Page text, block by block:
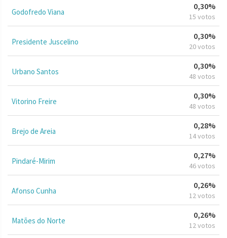
Godofredo Viana
0,30%
15 votos
Presidente Juscelino
0,30%
20 votos
Urbano Santos
0,30%
48 votos
Vitorino Freire
0,30%
48 votos
Brejo de Areia
0,28%
14 votos
Pindaré-Mirim
0,27%
46 votos
Afonso Cunha
0,26%
12 votos
Matões do Norte
0,26%
12 votos